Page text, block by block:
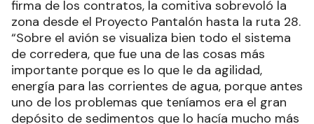
firma de los contratos, la comitiva sobrevoló la
zona desde el Proyecto Pantalón hasta la ruta 28.
“Sobre el avión se visualiza bien todo el sistema
de corredera, que fue una de las cosas más
importante porque es lo que le da agilidad,
energía para las corrientes de agua, porque antes
uno de los problemas que teníamos era el gran
depósito de sedimentos que lo hacía mucho más